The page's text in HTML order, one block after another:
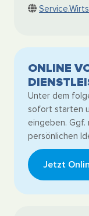
ONLINE
Unter dem
sofort starten
eingeben. Ggf.
persönlichen
Jetzt